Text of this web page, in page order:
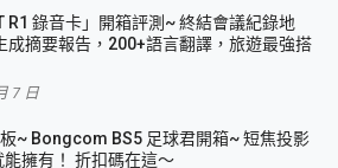
R1 錄音卡」開箱評測~ 終結會議紀錄地
成摘要報告，200+語言翻譯，旅遊最強搭
7 日
~ Bongcom BS5 足球君開箱~ 短焦投影
能擁有！ 折扣碼在這～